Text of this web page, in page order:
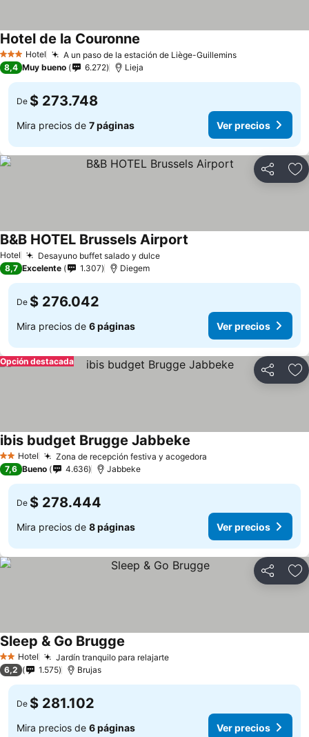
3 Estrellas
Hotel A un paso de la estación de Liège-Guillemins
Hotel de la Couronne
8,4 Muy bueno 6.272 Lieja
De $ 273.748
Mira precios de 7 páginas Ver precios
Compartir
Hotel Desayuno buffet salado y dulce
B&B HOTEL Brussels Airport
8,7 Excelente 1.307 Diegem
De $ 276.042
Mira precios de 6 páginas Ver precios
Compartir
Opción destacada
2 Estrellas
Hotel Zona de recepción festiva y acogedora
ibis budget Brugge Jabbeke
7,6 Bueno 4.636 Jabbeke
De $ 278.444
Mira precios de 8 páginas Ver precios
Compartir
2 Estrellas
Hotel Jardín tranquilo para relajarte
Sleep & Go Brugge
6,2 1.575 Brujas
De $ 281.102
Mira precios de 6 páginas Ver precios